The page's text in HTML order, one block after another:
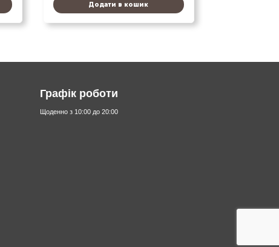
Додати в кошик
Графік роботи
Щоденно з 10:00 до 20:00